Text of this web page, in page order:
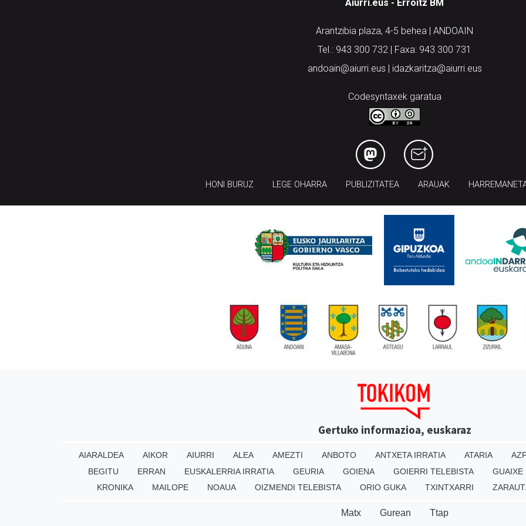
Aiurri.eus - Erroitz BM
Arantzibia plaza, 4-5 behea | ANDOAIN
Tel.: 943 300 732 | Faxa: 943 300 731
andoain@aiurri.eus | idazkaritza@aiurri.eus
Codesyntaxek garatua
HONI BURUZ LEGE OHARRA PUBLIZITATEA ARAUAK
Gertuko informazioa, euskaraz
AIARALDEA AIKOR AIURRI ALEA AMEZTI ANBOTO ANTXETA IRRATIA ATARIA
BEGITU
ERRAN EUSKALERRIA IRRATIA GEURIA GOIENA GOIERRI TELEBISTA GUAIXE
KRONIKA
MAILOPE NOAUA OIZMENDI TELEBISTA ORIO GUKA TXINTXARRI
Matx Gurean Ttap